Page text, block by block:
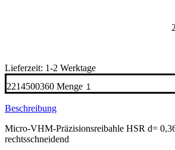
Lieferzeit: 1-2 Werktage
2214500360 Menge
Beschreibung
Micro-VHM-Präzisionsreibahle HSR d=
rechtsschneidend